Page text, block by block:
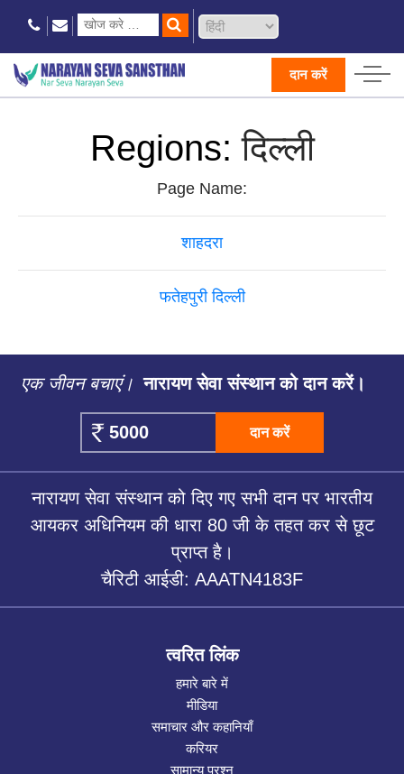
दान करें
Regions: दिल्ली
Page Name:
शाहदरा
फतेहपुरी दिल्ली
एक जीवन बचाएं। नारायण सेवा संस्थान को दान करें।
दान करें
नारायण सेवा संस्थान को दिए गए सभी दान पर भारतीय
आयकर अधिनियम की धारा 80 जी के तहत कर से छूट
प्राप्त है।
चैरिटी आईडी: AAATN4183F
त्वरित लिंक
हमारे बारे में
मीडिया
समाचार और कहानियाँ
करियर
सामान्य प्रश्न